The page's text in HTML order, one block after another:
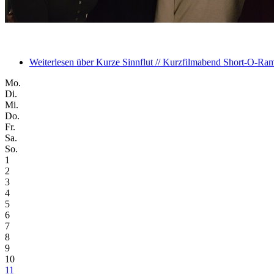
Weiterlesen über Kurze Sinnflut // Kurzfilmabend Short-O-
Mo.
Di.
Mi.
Do.
Fr.
Sa.
So.
1
2
3
4
5
6
7
8
9
10
11